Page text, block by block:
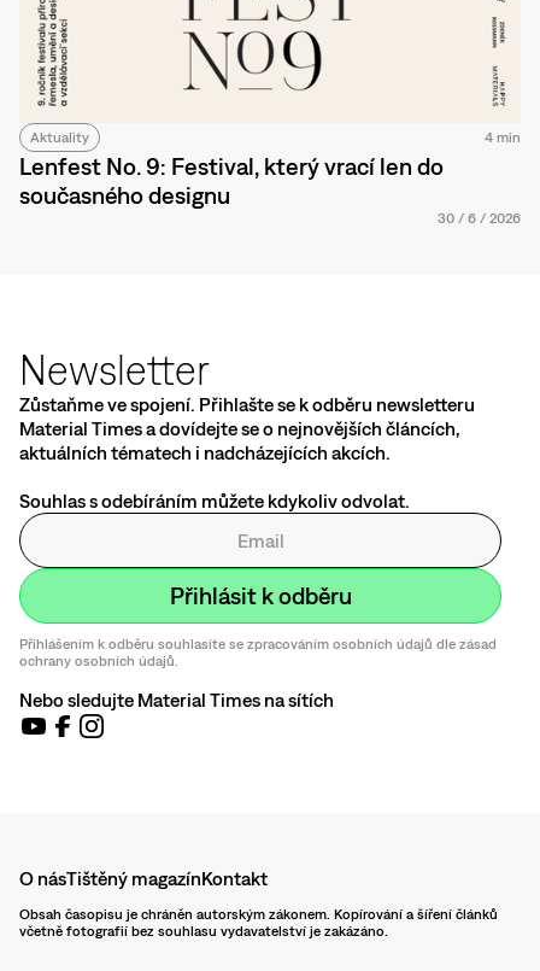
Aktuality 4 min
Lenfest No. 9: Festival, který vrací len do
současného designu
30 / 6 / 2026
Newsletter
Zůstaňme ve spojení. Přihlašte se k odběru newsletteru
Material Times a dovídejte se o nejnovějších článcích,
aktuálních tématech i nadcházejících akcích.
Souhlas s odebíráním můžete kdykoliv odvolat.
Přihlášením k odběru souhlasíte se zpracováním osobních údajů dle zásad
ochrany osobních údajů.
Nebo sledujte Material Times na sítích
O násTištěný magazínKontakt
Obsah časopisu je chráněn autorským zákonem. Kopírování a šíření článků
včetně fotografií bez souhlasu vydavatelství je zakázáno.